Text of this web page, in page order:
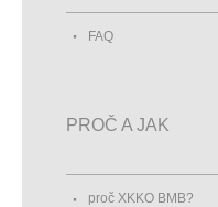
FAQ
PROČ A JAK
proč XKKO BMB?